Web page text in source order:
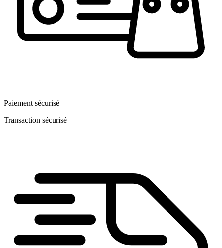
Paiement sécurisé
Transaction sécurisé